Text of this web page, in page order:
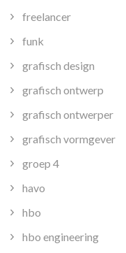
freelancer
funk
grafisch design
grafisch ontwerp
grafisch ontwerper
grafisch vormgever
groep 4
havo
hbo
hbo engineering